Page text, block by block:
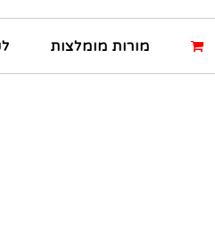
מורות מומלצות